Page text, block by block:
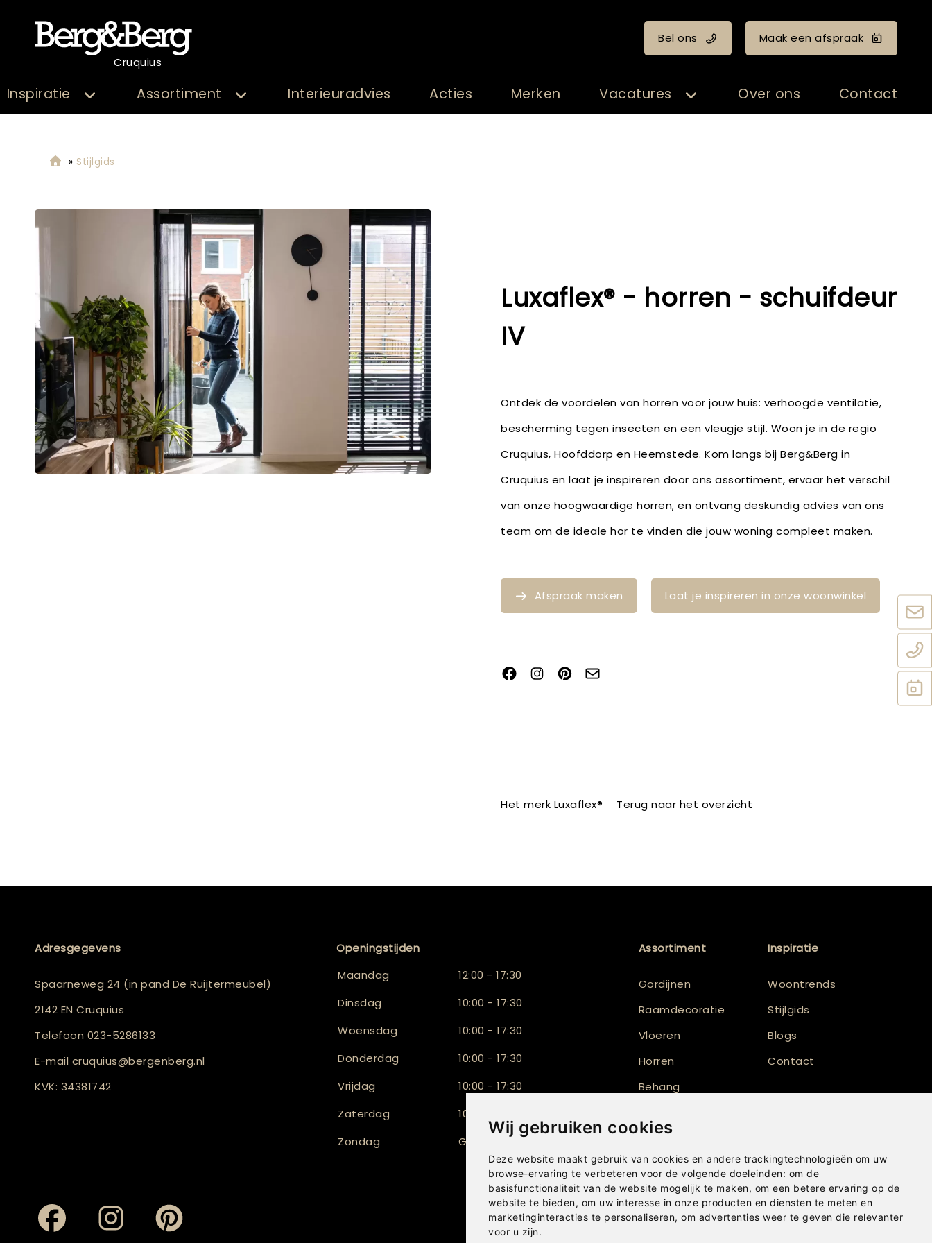
Wij gebruiken cookies
Deze website maakt gebruik van cookies en andere trackingtechnologieën om uw
browse-ervaring te verbeteren voor de volgende doeleinden: om de
basisfunctionaliteit van de website mogelijk te maken, om een betere ervaring op de
website te bieden, om uw interesse in onze producten en diensten te meten en
marketinginteracties te personaliseren, om advertenties weer te geven die relevanter
voor u zijn.
Cruquius
Bel ons Maak een afspraak
Inspiratie Assortiment Interieuradvies Acties Merken Vacatures Over ons Contact
» Stijlgids
Luxaflex® - horren - schuifdeur
IV
Ontdek de voordelen van horren voor jouw huis: verhoogde ventilatie,
bescherming tegen insecten en een vleugje stijl. Woon je in de regio
Cruquius, Hoofddorp en Heemstede. Kom langs bij Berg&Berg in
Cruquius en laat je inspireren door ons assortiment, ervaar het verschil
van onze hoogwaardige horren, en ontvang deskundig advies van ons
team om de ideale hor te vinden die jouw woning compleet maken.
Afspraak maken Laat je inspireren in onze woonwinkel
Het merk Luxaflex® Terug naar het overzicht
Adresgegevens
Spaarneweg 24 (in pand De Ruijtermeubel)
2142 EN Cruquius
Telefoon 023-5286133
E-mail cruquius@bergenberg.nl
KVK: 34381742
Openingstijden
Maandag
12:00 - 17:30
Dinsdag
10:00 - 17:30
Woensdag
10:00 - 17:30
Donderdag
10:00 - 17:30
Vrijdag
10:00 - 17:30
Zaterdag
10:00 - 17:00
Zondag
Gesloten
Assortiment
Gordijnen
Raamdecoratie
Vloeren
Horren
Behang
Shutters
Inspiratie
Woontrends
Stijlgids
Blogs
Contact